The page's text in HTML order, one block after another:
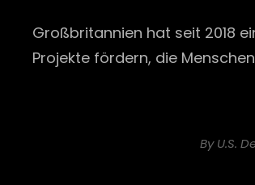
Großbritannien hat seit 2018
Projekte fördern, die
By U.S.